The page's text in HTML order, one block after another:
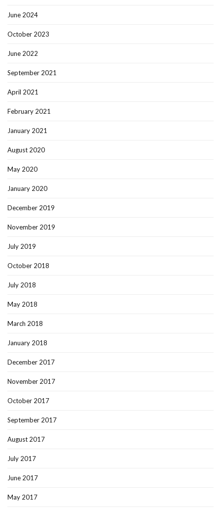
June 2024
October 2023
June 2022
September 2021
April 2021
February 2021
January 2021
August 2020
May 2020
January 2020
December 2019
November 2019
July 2019
October 2018
July 2018
May 2018
March 2018
January 2018
December 2017
November 2017
October 2017
September 2017
August 2017
July 2017
June 2017
May 2017